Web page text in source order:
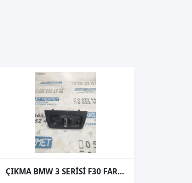
ÇIKMA BMW 3 SERİSİ F30 FAR ANAHTARI